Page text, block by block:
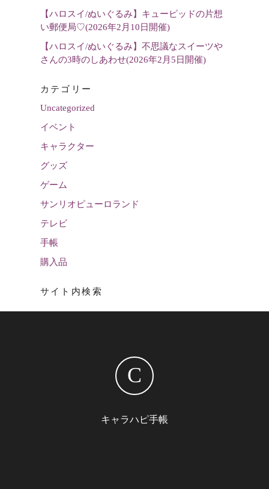
【ハロスイ/ぬいぐるみ】キューピッドの片想
い郵便局♡(2026年2月10日開催)
【ハロスイ/ぬいぐるみ】不思議なスイーツや
さんの3時のしあわせ(2026年2月5日開催)
カテゴリー
Uncategorized
イベント
キャラクター
グッズ
ゲーム
サンリオピューロランド
テレビ
手帳
購入品
サイト内検索
C
キャラハピ手帳